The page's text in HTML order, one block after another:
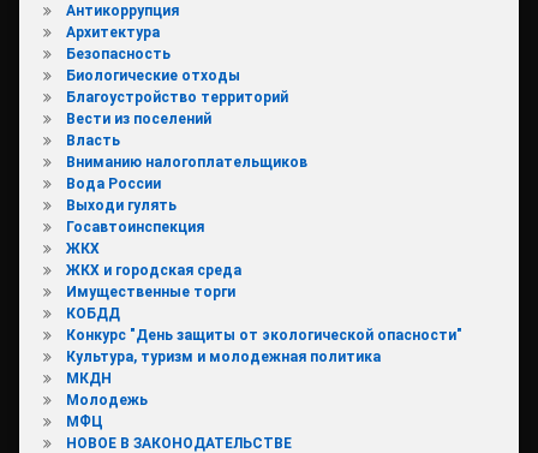
Антикоррупция
Архитектура
Безопасность
Биологические отходы
Благоустройство территорий
Вести из поселений
Власть
Вниманию налогоплательщиков
Вода России
Выходи гулять
Госавтоинспекция
ЖКХ
ЖКХ и городская среда
Имущественные торги
КОБДД
Конкурс "День защиты от экологической опасности"
Культура, туризм и молодежная политика
МКДН
Молодежь
МФЦ
НОВОЕ В ЗАКОНОДАТЕЛЬСТВЕ